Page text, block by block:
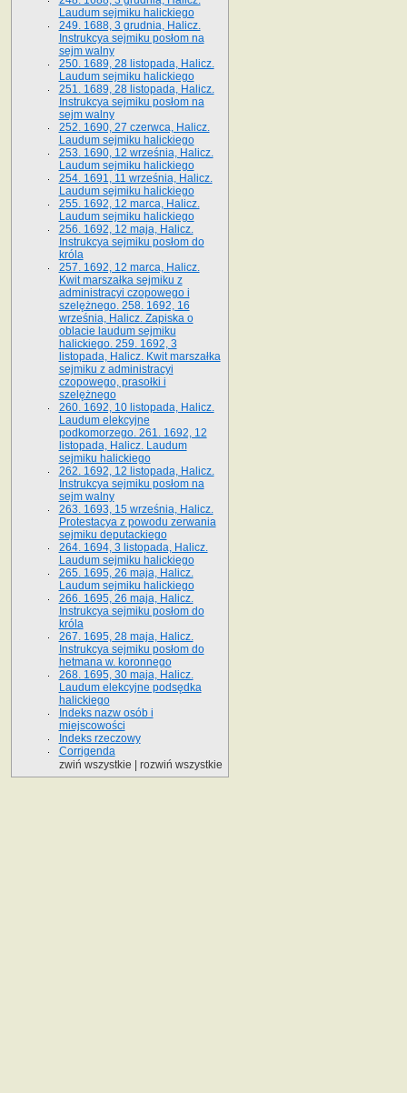
Laudum sejmiku halickiego
249. 1688, 3 grudnia, Halicz.
Instrukcya sejmiku posłom na
sejm walny
250. 1689, 28 listopada, Halicz.
Laudum sejmiku halickiego
251. 1689, 28 listopada, Halicz.
Instrukcya sejmiku posłom na
sejm walny
252. 1690, 27 czerwca, Halicz.
Laudum sejmiku halickiego
253. 1690, 12 września, Halicz.
Laudum sejmiku halickiego
254. 1691, 11 września, Halicz.
Laudum sejmiku halickiego
255. 1692, 12 marca, Halicz.
Laudum sejmiku halickiego
256. 1692, 12 maja, Halicz.
Instrukcya sejmiku posłom do
króla
257. 1692, 12 marca, Halicz.
Kwit marszałka sejmiku z
administracyi czopowego i
szelężnego. 258. 1692, 16
września, Halicz. Zapiska o
oblacie laudum sejmiku
halickiego. 259. 1692, 3
listopada, Halicz. Kwit marszałka
sejmiku z administracyi
czopowego, prasołki i
szelężnego
260. 1692, 10 listopada, Halicz.
Laudum elekcyjne
podkomorzego. 261. 1692, 12
listopada, Halicz. Laudum
sejmiku halickiego
262. 1692, 12 listopada, Halicz.
Instrukcya sejmiku posłom na
sejm walny
263. 1693, 15 września, Halicz.
Protestacya z powodu zerwania
sejmiku deputackiego
264. 1694, 3 listopada, Halicz.
Laudum sejmiku halickiego
265. 1695, 26 maja, Halicz.
Laudum sejmiku halickiego
266. 1695, 26 maja, Halicz.
Instrukcya sejmiku posłom do
króla
267. 1695, 28 maja, Halicz.
Instrukcya sejmiku posłom do
hetmana w. koronnego
268. 1695, 30 maja, Halicz.
Laudum elekcyjne podsędka
halickiego
Indeks nazw osób i
miejscowości
Indeks rzeczowy
Corrigenda
zwiń wszystkie
rozwiń wszystkie